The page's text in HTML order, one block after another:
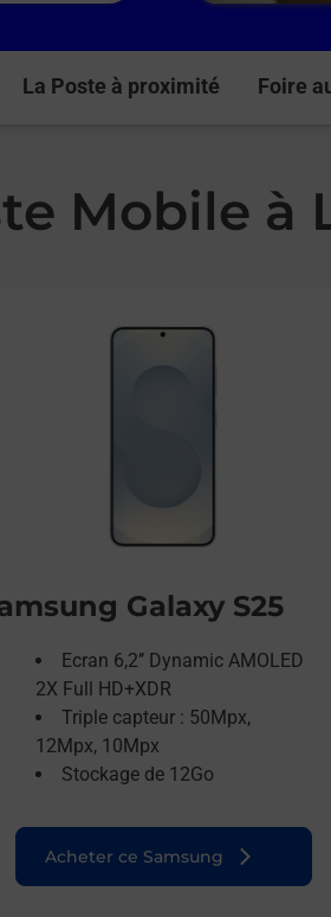
La Poste à proximité Foire
Mobile à
Galaxy S25
Ecran 6,2’’ Dynamic AMOLED
2X Full HD+XDR
Triple capteur : 50Mpx,
12Mpx, 10Mpx
Stockage de 12Go
Acheter ce Samsung